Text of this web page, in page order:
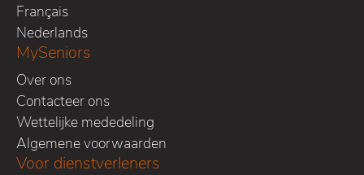
Français
Nederlands
MySeniors
Over ons
Contacteer ons
Wettelijke mededeling
Algemene voorwaarden
Voor dienstverleners